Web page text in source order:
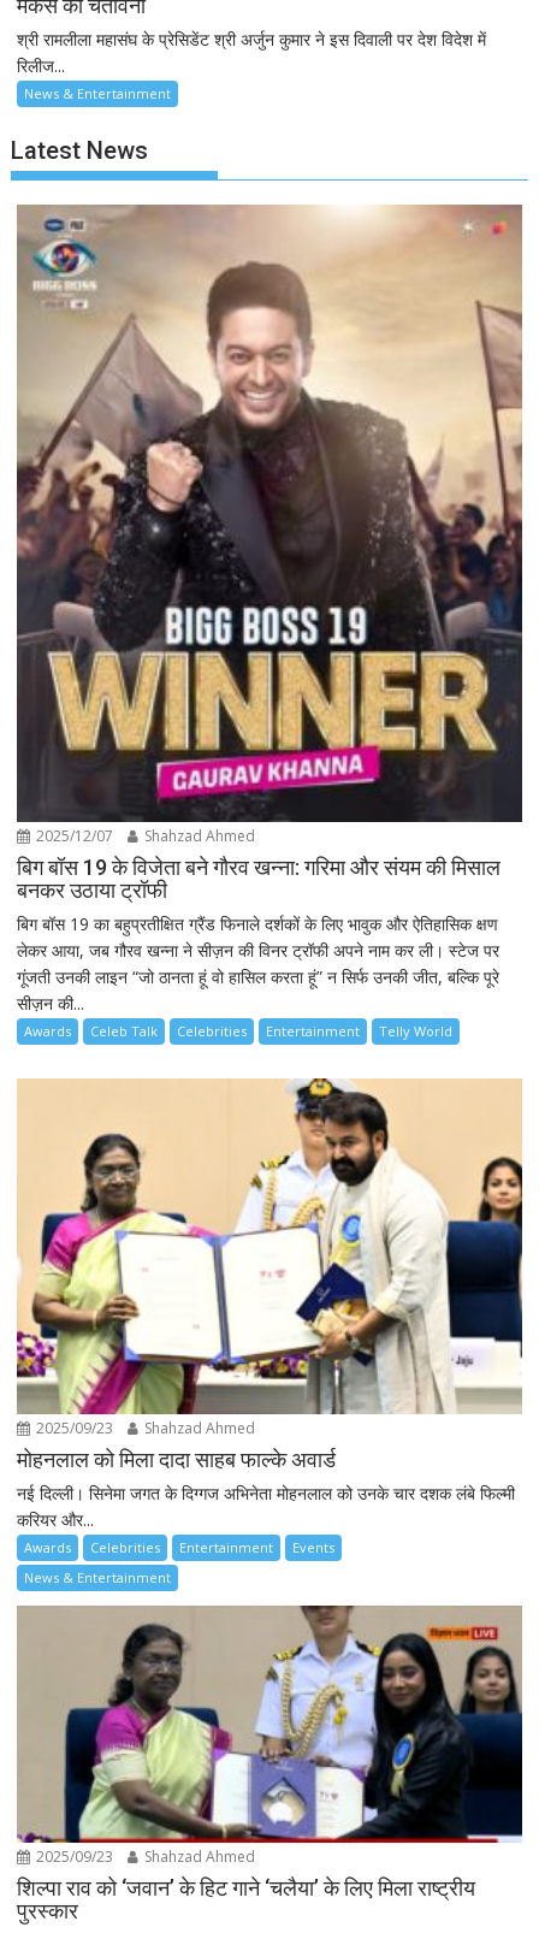
मेकर्स को चेतावनी
श्री रामलीला महासंघ के प्रेसिडेंट श्री अर्जुन कुमार ने इस दिवाली पर देश विदेश में
रिलीज...
News & Entertainment
Latest News
2025/12/07 Shahzad Ahmed
बिग बॉस 19 के विजेता बने गौरव खन्ना: गरिमा और संयम की मिसाल
बनकर उठाया ट्रॉफी
बिग बॉस 19 का बहुप्रतीक्षित ग्रैंड फिनाले दर्शकों के लिए भावुक और ऐतिहासिक क्षण
लेकर आया, जब गौरव खन्ना ने सीज़न की विनर ट्रॉफी अपने नाम कर ली। स्टेज पर
गूंजती उनकी लाइन “जो ठानता हूं वो हासिल करता हूं” न सिर्फ उनकी जीत, बल्कि पूरे
सीज़न की...
Awards Celeb Talk Celebrities Entertainment Telly World
2025/09/23 Shahzad Ahmed
मोहनलाल को मिला दादा साहब फाल्के अवार्ड
नई दिल्ली। सिनेमा जगत के दिग्गज अभिनेता मोहनलाल को उनके चार दशक लंबे फिल्मी
करियर और...
Awards Celebrities Entertainment
Events
News & Entertainment
2025/09/23 Shahzad Ahmed
शिल्पा राव को ‘जवान’ के हिट गाने ‘चलैया’ के लिए मिला राष्ट्रीय
पुरस्कार